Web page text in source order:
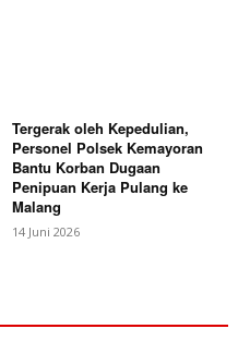
Tergerak oleh Kepedulian,
Personel Polsek Kemayoran
Bantu Korban Dugaan
Penipuan Kerja Pulang ke
Malang
14 Juni 2026